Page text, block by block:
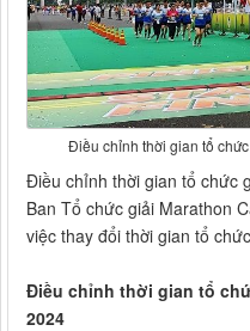
Điều chỉnh thời gian tổ
Điều chỉnh thời gian tổ chức
Ban Tổ chức giải Marathon
việc thay đổi thời gian tổ
Điều chỉnh thời gian tổ
2024